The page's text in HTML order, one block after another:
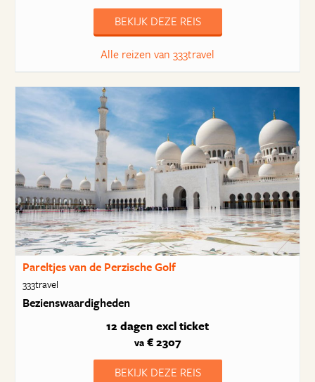
BEKIJK DEZE REIS
Alle reizen van 333travel
Pareltjes van de Perzische Golf
333travel
Bezienswaardigheden
12 dagen excl ticket
va€ 2307
BEKIJK DEZE REIS